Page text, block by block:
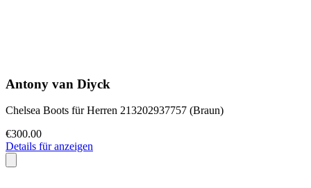
Antony van Diyck
Chelsea Boots für Herren 213202937757 (Braun)
€300.00
Details für anzeigen